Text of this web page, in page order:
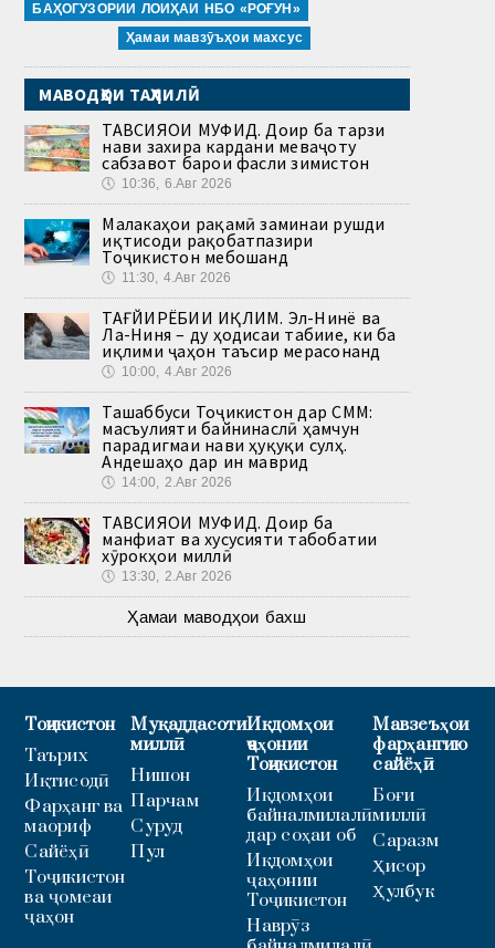
БАҲОГУЗОРИИ ЛОИҲАИ НБО «РОҒУН»
Ҳамаи мавзӯъҳои махсус
МАВОДҲОИ ТАҲЛИЛӢ
ТАВСИЯҲОИ МУФИД. Доир ба тарзи
нави захира кардани меваҷоту
сабзавот барои фасли зимистон
🕔 10:36, 6.Авг 2026
Малакаҳои рақамӣ заминаи рушди
иқтисоди рақобатпазири
Тоҷикистон мебошанд
🕔 11:30, 4.Авг 2026
ТАҒЙИРЁБИИ ИҚЛИМ. Эл-Нинё ва
Ла-Ниня – ду ҳодисаи табиие, ки ба
иқлими ҷаҳон таъсир мерасонанд
🕔 10:00, 4.Авг 2026
Ташаббуси Тоҷикистон дар СММ:
масъулияти байнинаслӣ ҳамчун
парадигмаи нави ҳуқуқи сулҳ.
Андешаҳо дар ин маврид
🕔 14:00, 2.Авг 2026
ТАВСИЯҲОИ МУФИД. Доир ба
манфиат ва хусусияти табобатии
хӯрокҳои миллӣ
🕔 13:30, 2.Авг 2026
Ҳамаи маводҳои бахш
Тоҷикистон
Таърих
Иқтисодӣ
Фарҳанг ва
маориф
Сайёҳӣ
Тоҷикистон
ва ҷомеаи
ҷаҳон
Муқаддасоти
миллӣ
Нишон
Парчам
Суруд
Пул
Иқдомҳои
ҷаҳонии
Тоҷикистон
Иқдомҳои
байналмилалӣ
дар соҳаи об
Иқдомҳои
ҷаҳонии
Тоҷикистон
Наврӯз
Мавзеъҳои
фарҳангию
сайёҳӣ
Боғи
миллӣ
Саразм
Ҳисор
Ҳулбук